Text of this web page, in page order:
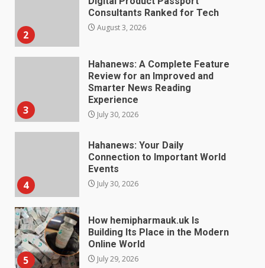
2
Consultants Ranked for Tech
August 3, 2026
3
Hahanews: A Complete Feature
Review for an Improved and
Smarter News Reading
Experience
July 30, 2026
4
Hahanews: Your Daily
Connection to Important World
Events
July 30, 2026
5
How hemipharmauk.uk Is
Building Its Place in the Modern
Online World
July 29, 2026